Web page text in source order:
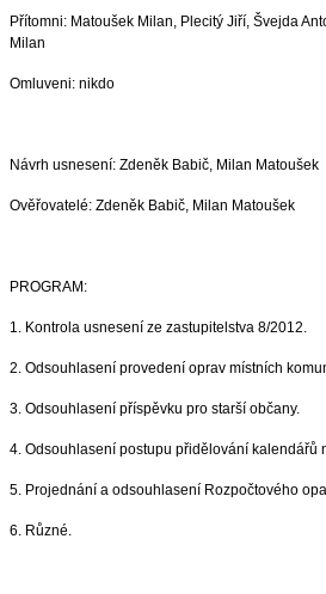
Přítomni: Matoušek Milan, Plecitý Jiří, Švejda
Milan
Omluveni: nikdo
Návrh usnesení: Zdeněk Babič, Milan
Ověřovatelé: Zdeněk Babič, Milan
PROGRAM:
1. Kontrola usnesení ze zastupitelstva 8/
2. Odsouhlasení provedení oprav místních
3. Odsouhlasení příspěvku pro starší
4. Odsouhlasení postupu přidělování
5. Projednání a odsouhlasení
6. Různé.